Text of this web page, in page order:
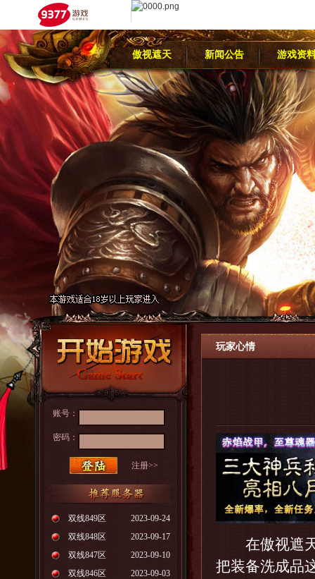
傲视遮天 新闻公告 游戏资
账号：
密码：
注册>>
2023-09-24
双线849区
2023-09-17
双线848区
2023-09-10
双线847区
2023-09-03
双线846区
玩家心情
在傲视遮天
把装备洗成品